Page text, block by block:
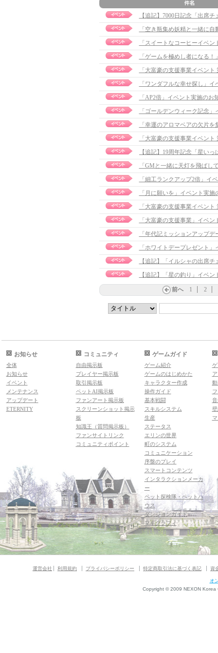
【追記】7000日記念「出席
「空き瓶集め妖精と一緒に
「スイートなコーヒーイベ
「ゲームを極めし者になる
「大富豪の支援事業イベン
「ワンダフルな幸せ探し」
「AP2倍」イベント実施のお
「ゴールデンウィーク記念
「幸運のアロマベアの欠片
「大富豪の支援事業イベン
「GMと一緒に天灯を飛ばし
「細工ランクアップ2倍」イ
「月に願いを」イベント実施
「大富豪の支援事業イベン
「大富豪の支援事業」イベ
「年代記ミッションアップ
「ホワイトデープレゼント
【追記】「イルシャの出席
【追記】「星の釣り」イベ
前へ 1 2
お知らせ
全体
お知らせ
イベント
メンテナンス
アップデート
ETERNITY
コミュニティ
自由掲示板
プレイヤー掲示板
取引掲示板
ペットAI掲示板
ファンアート掲示板
スクリーンショット掲示
板
知識王（質問掲示板）
ファンサイトリンク
コミュニティポイント
ゲームガイド
ゲーム紹介
ゲームのはじめかた
キャラクター作成
操作ガイド
基本戦闘
スキルシステム
生産
ステータス
エリンの世界
町のシステム
コミュニケーション
序盤のプレイ
スマートコンテンツ
インタラクションメーカ
ー
ペット探検隊・ペットハ
ウス
ダンジョンガイド
マギグラフィ
運営会社 利用規約 プライバシーポリシー 特定商取引法に基づく表記 資
オ
Copyright © 2009 NEXON Korea